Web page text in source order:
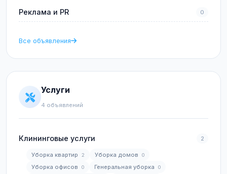
Реклама и PR 0
Все объявления
Услуги
4 объявлений
Клининговые услуги 2
Уборка квартир 2 Уборка домов 0
Уборка офисов 0 Генеральная уборка 0